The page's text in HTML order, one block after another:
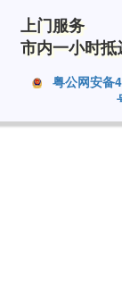
上门服务
市内一小时抵
粤公网安备